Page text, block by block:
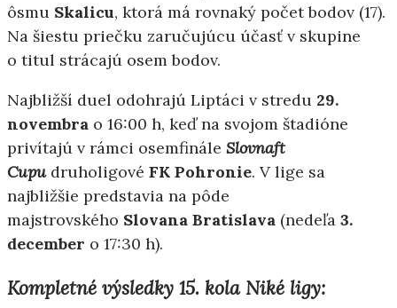
ôsmu Skalicu, ktorá má rovnaký počet bodov (17).
Na šiestu priečku zaručujúcu účasť v skupine
o titul strácajú osem bodov.
Najbližší duel odohrajú Liptáci v stredu 29.
novembra o 16:00 h, keď na svojom štadióne
privítajú v rámci osemfinále Slovnaft
Cupudruholigové FK Pohronie. V lige sa
najbližšie predstavia na pôde
majstrovského Slovana Bratislava (nedeľa 3.
december o 17:30 h).
Kompletné výsledky 15. kola Niké ligy: